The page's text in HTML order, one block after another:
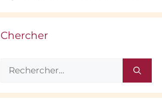
Chercher
Rechercher :